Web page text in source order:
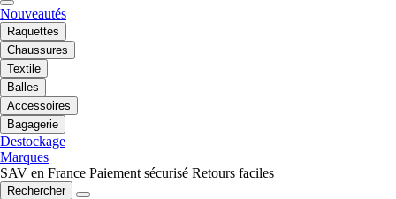
Nouveautés
Raquettes
Chaussures
Textile
Balles
Accessoires
Bagagerie
Destockage
Marques
SAV en France Paiement sécurisé Retours faciles
Rechercher